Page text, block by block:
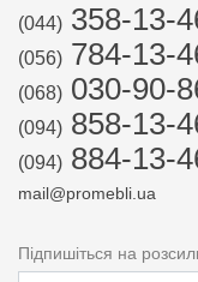
(044) 358-13-
(056) 784-13-
(068) 030-90-
(094) 858-13-
(094) 884-13-
mail@promebli.ua
Підпишіться на